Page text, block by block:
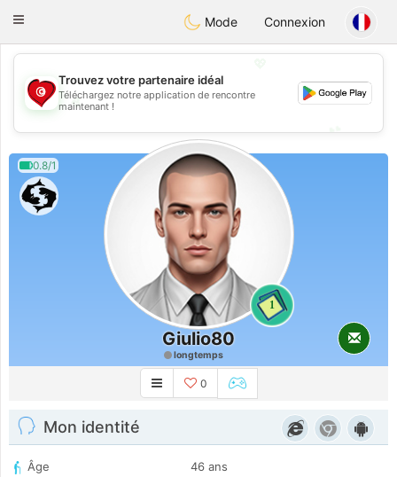
Tunisia Dating
Toggle
Mode Connexion
💖
💕
Trouvez votre partenaire idéal
Téléchargez notre application de rencontre
maintenant !
0.8/1
1
Giulio80
longtemps
0
Mon identité
Âge
46 ans